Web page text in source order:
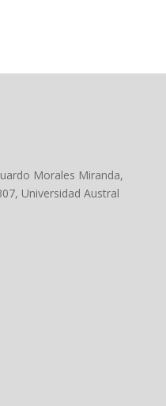
Morales Miranda,
Universidad Austral